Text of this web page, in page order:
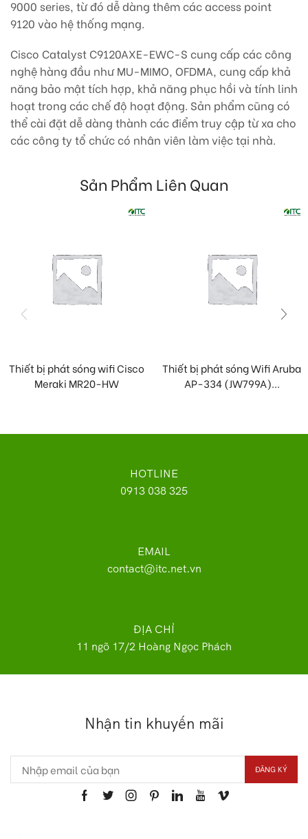
9000 series, từ đó dễ dàng thêm các access point
9120 vào hệ thống mạng.
Cisco Catalyst C9120AXE-EWC-S cung cấp các công
nghệ hàng đầu như MU-MIMO, OFDMA, cung cấp khả
năng bảo mật tích hợp, khả năng phục hồi và tính linh
hoạt trong các chế độ hoạt động. Sản phẩm cũng có
thể cài đặt dễ dàng thành các điểm truy cập từ xa cho
các công ty tổ chức có nhân viên làm việc tại nhà.
Sản Phẩm Liên Quan
Thiết bị phát sóng wifi Cisco
Meraki MR20-HW
Thiết bị phát sóng Wifi Aruba
AP-334 (JW799A)...
HOTLINE
0913 038 325
EMAIL
contact@itc.net.vn
ĐỊA CHỈ
11 ngõ 17/2 Hoàng Ngọc Phách
Nhận tin khuyến mãi